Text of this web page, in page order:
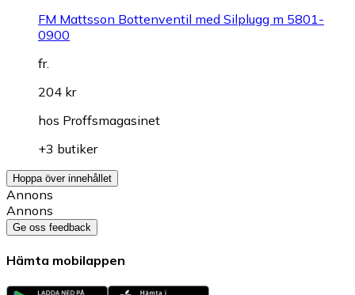
FM Mattsson Bottenventil med Silplugg m 5801-
0900
fr.
204 kr
hos Proffsmagasinet
+3 butiker
Hoppa över innehållet
Annons
Annons
Ge oss feedback
Hämta mobilappen